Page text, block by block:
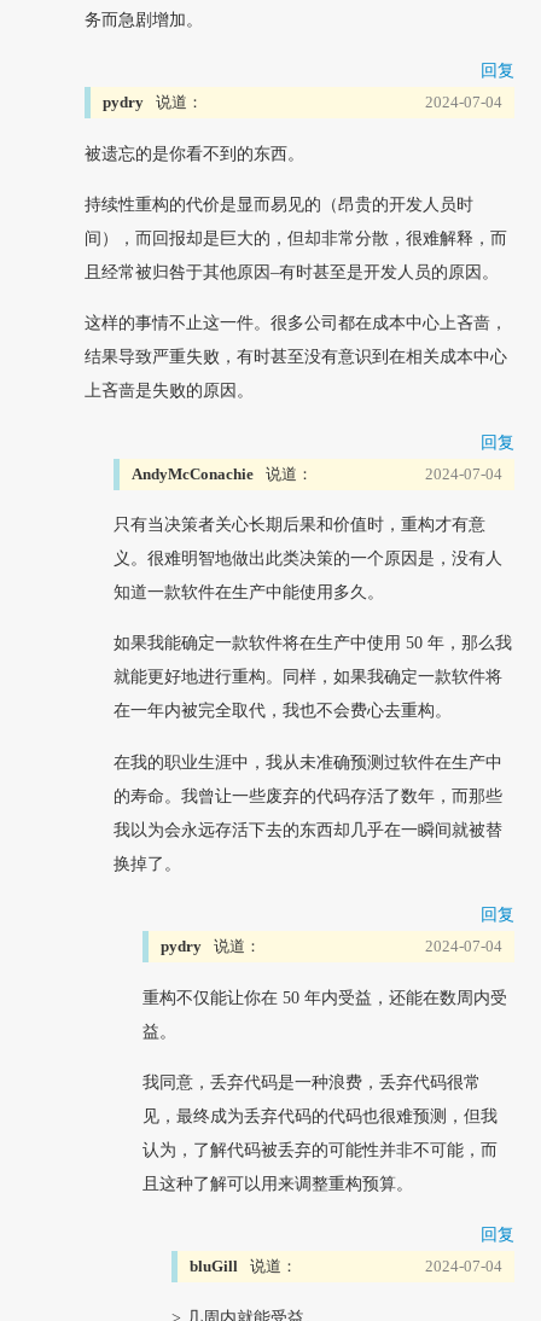
务而急剧增加。
回复
pydry 说道： 2024-07-04
被遗忘的是你看不到的东西。
持续性重构的代价是显而易见的（昂贵的开发人员时
间），而回报却是巨大的，但却非常分散，很难解释，而
且经常被归咎于其他原因–有时甚至是开发人员的原因。
这样的事情不止这一件。很多公司都在成本中心上吝啬，
结果导致严重失败，有时甚至没有意识到在相关成本中心
上吝啬是失败的原因。
回复
AndyMcConachie 说道： 2024-07-04
只有当决策者关心长期后果和价值时，重构才有意
义。很难明智地做出此类决策的一个原因是，没有人
知道一款软件在生产中能使用多久。
如果我能确定一款软件将在生产中使用 50 年，那么我
就能更好地进行重构。同样，如果我确定一款软件将
在一年内被完全取代，我也不会费心去重构。
在我的职业生涯中，我从未准确预测过软件在生产中
的寿命。我曾让一些废弃的代码存活了数年，而那些
我以为会永远存活下去的东西却几乎在一瞬间就被替
换掉了。
回复
pydry 说道： 2024-07-04
重构不仅能让你在 50 年内受益，还能在数周内受
益。
我同意，丢弃代码是一种浪费，丢弃代码很常
见，最终成为丢弃代码的代码也很难预测，但我
认为，了解代码被丢弃的可能性并非不可能，而
且这种了解可以用来调整重构预算。
回复
bluGill 说道： 2024-07-04
> 几周内就能受益。